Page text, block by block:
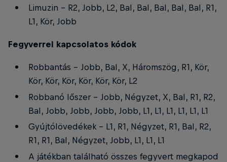
Limuzin - R2, Jobb, L2, Bal, Bal, Bal, Bal, Bal, R1,
L1, Kör, Jobb
Fegyverrel kapcsolatos kódok
Robbantás - Jobb, Bal, X, Háromszög, R1, Kör,
Kör, Kör, Kör, Kör, Kör, Kör, L2
Robbanó lőszer - Jobb, Négyzet, X, Bal, R1, R2,
Bal, Jobb, Jobb, Jobb, Jobb, L1, L1, L1, L1, L1, L1
Gyújtólövedékek - L1, R1, Négyzet, R1, Bal, R2,
R1, R1, Bal, Négyzet, Jobb, L1, L1, L1
A játékban található összes fegyvert megkapod